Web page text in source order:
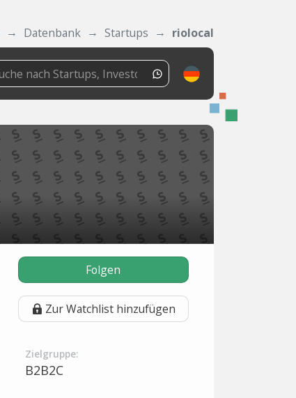
Datenbank Startups riolocal
Folgen
Zur Watchlist hinzufügen
Zielgruppe:
B2B2C